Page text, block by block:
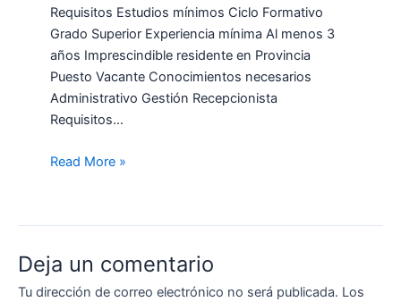
Requisitos Estudios mínimos Ciclo Formativo
Grado Superior Experiencia mínima Al menos 3
años Imprescindible residente en Provincia
Puesto Vacante Conocimientos necesarios
Administrativo Gestión Recepcionista
Requisitos…
Read More »
Deja un comentario
Tu dirección de correo electrónico no será publicada. Los